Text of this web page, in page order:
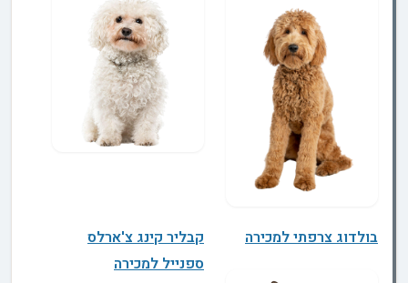
בולדוג צרפתי למכירה
קבליר קינג צ'ארלס
ספנייל למכירה